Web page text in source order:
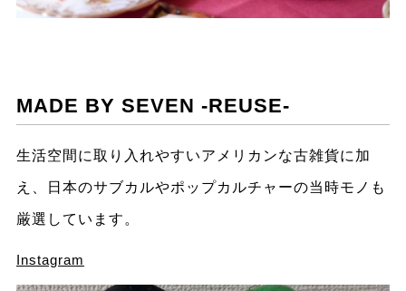
MADE BY SEVEN -REUSE-
生活空間に取り入れやすいアメリカンな古雑貨に加
え、日本のサブカルやポップカルチャーの当時モノも
厳選しています。
Instagram